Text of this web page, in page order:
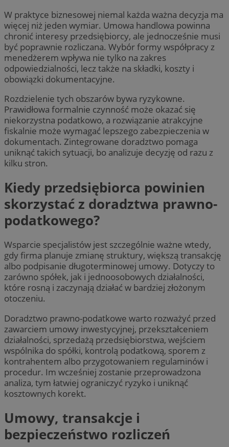
W praktyce biznesowej niemal każda ważna decyzja ma
więcej niż jeden wymiar. Umowa handlowa powinna
chronić interesy przedsiębiorcy, ale jednocześnie musi
być poprawnie rozliczana. Wybór formy współpracy z
menedżerem wpływa nie tylko na zakres
odpowiedzialności, lecz także na składki, koszty i
obowiązki dokumentacyjne.
Rozdzielenie tych obszarów bywa ryzykowne.
Prawidłowa formalnie czynność może okazać się
niekorzystna podatkowo, a rozwiązanie atrakcyjne
fiskalnie może wymagać lepszego zabezpieczenia w
dokumentach. Zintegrowane doradztwo pomaga
uniknąć takich sytuacji, bo analizuje decyzję od razu z
kilku stron.
Kiedy przedsiębiorca powinien
skorzystać z doradztwa prawno-
podatkowego?
Wsparcie specjalistów jest szczególnie ważne wtedy,
gdy firma planuje zmianę struktury, większą transakcję
albo podpisanie długoterminowej umowy. Dotyczy to
zarówno spółek, jak i jednoosobowych działalności,
które rosną i zaczynają działać w bardziej złożonym
otoczeniu.
Doradztwo prawno-podatkowe warto rozważyć przed
zawarciem umowy inwestycyjnej, przekształceniem
działalności, sprzedażą przedsiębiorstwa, wejściem
wspólnika do spółki, kontrolą podatkową, sporem z
kontrahentem albo przygotowaniem regulaminów i
procedur. Im wcześniej zostanie przeprowadzona
analiza, tym łatwiej ograniczyć ryzyko i uniknąć
kosztownych korekt.
Umowy, transakcje i
bezpieczeństwo rozliczeń